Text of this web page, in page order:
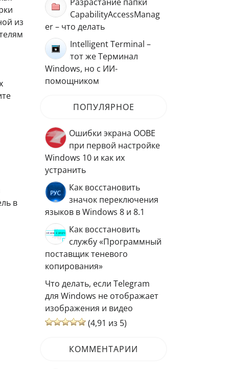
из
в
CapabilityAccessManag
er – что делать
Intelligent Terminal –
тот же Терминал
Windows, но с ИИ-
помощником
ПОПУЛЯРНОЕ
Ошибки экрана OOBE
при первой настройке
Windows 10 и как их
устранить
Как восстановить
значок переключения
языков в Windows 8 и 8.1
Как восстановить
службу «Программный
поставщик теневого
копирования»
Что делать, если Telegram
для Windows не отображает
изображения и видео
(4,91 из 5)
КОММЕНТАРИИ